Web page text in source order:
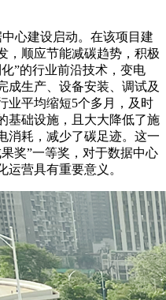
心建设启动。在该项目建
，顺应节能减碳趋势，积极
”的行业前沿技术，变电
成生产、设备安装、调试及
业平均缩短5个多月，及时
基础设施，且大大降低了施
消耗，减少了碳足迹。这一
奖”一等奖，对于数据中心
运营具有重要意义。